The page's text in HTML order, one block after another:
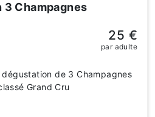
3 Champagnes
de 3 Champagnes
Grand Cru
25 €
par adulte